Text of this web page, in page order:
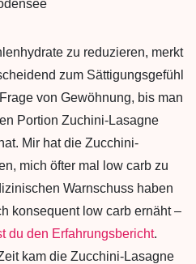
zu reduzieren, merkt
zum Sättigungsgefühl
von Gewöhnung, bis man
Portion Zuchini-Lasagne
Mir hat die Zucchini-
mich öfter mal low carb zu
Warnschuss haben
konsequent low carb ernäht –
du den Erfahrungsbericht.
kam die Zucchini-Lasagne